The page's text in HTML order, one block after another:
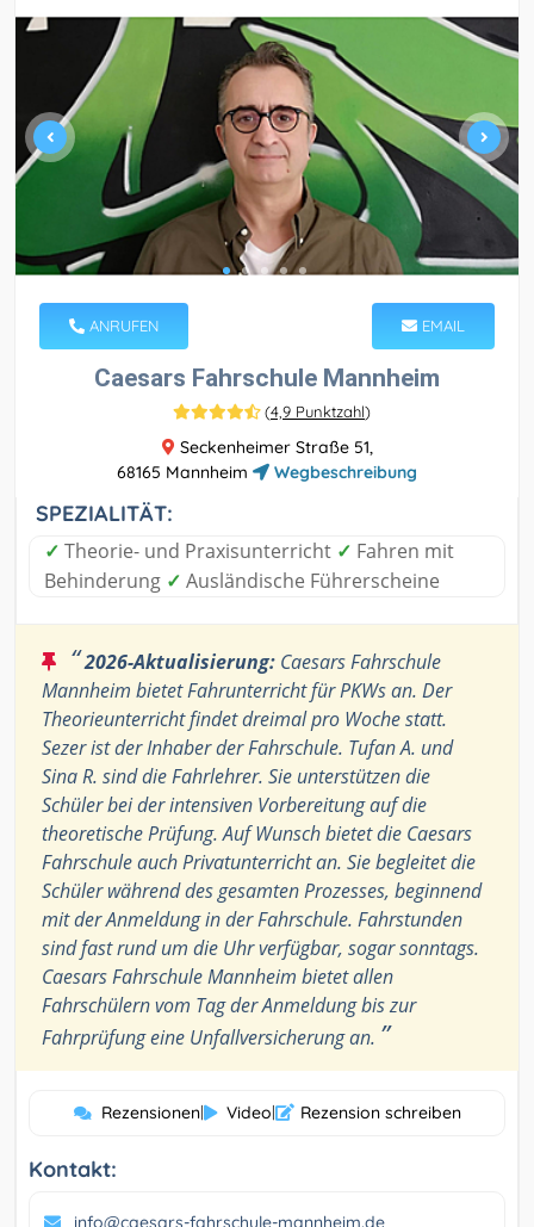
ANRUFEN EMAIL
Caesars Fahrschule Mannheim
(4,9 Punktzahl)
Seckenheimer Straße 51,
68165 Mannheim
Wegbeschreibung
SPEZIALITÄT:
✓ Theorie- und Praxisunterricht ✓ Fahren mit
Behinderung ✓ Ausländische Führerscheine
“2026-Aktualisierung: Caesars Fahrschule
Mannheim bietet Fahrunterricht für PKWs an. Der
Theorieunterricht findet dreimal pro Woche statt.
Sezer ist der Inhaber der Fahrschule. Tufan A. und
Sina R. sind die Fahrlehrer. Sie unterstützen die
Schüler bei der intensiven Vorbereitung auf die
theoretische Prüfung. Auf Wunsch bietet die Caesars
Fahrschule auch Privatunterricht an. Sie begleitet die
Schüler während des gesamten Prozesses, beginnend
mit der Anmeldung in der Fahrschule. Fahrstunden
sind fast rund um die Uhr verfügbar, sogar sonntags.
Caesars Fahrschule Mannheim bietet allen
Fahrschülern vom Tag der Anmeldung bis zur
Fahrprüfung eine Unfallversicherung an. ”
Rezensionen| Video| Rezension schreiben
Kontakt:
info@caesars-fahrschule-mannheim.de